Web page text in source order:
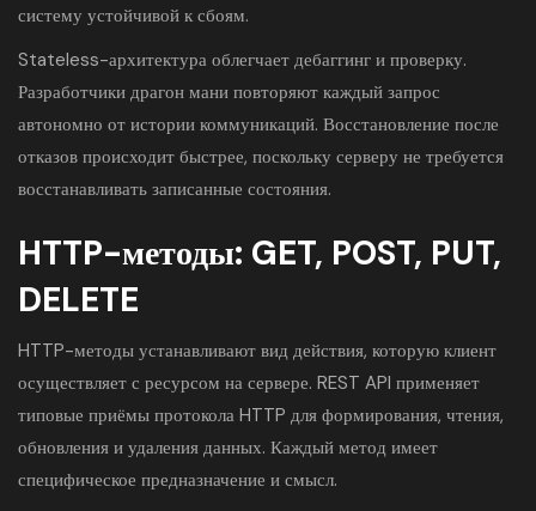
систему устойчивой к сбоям.
Stateless-архитектура облегчает дебаггинг и проверку.
Разработчики драгон мани повторяют каждый запрос
автономно от истории коммуникаций. Восстановление после
отказов происходит быстрее, поскольку серверу не требуется
восстанавливать записанные состояния.
HTTP-методы: GET, POST, PUT,
DELETE
HTTP-методы устанавливают вид действия, которую клиент
осуществляет с ресурсом на сервере. REST API применяет
типовые приёмы протокола HTTP для формирования, чтения,
обновления и удаления данных. Каждый метод имеет
специфическое предназначение и смысл.